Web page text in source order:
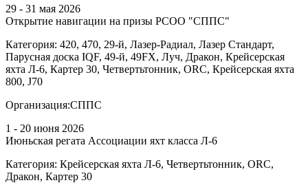
29 - 31 мая 2026
Открытие навигации на призы РСОО "СППС"
Категория: 420, 470, 29-й, Лазер-Радиал, Лазер Стандарт,
Парусная доска IQF, 49-й, 49FX, Луч, Дракон, Крейсерская
яхта Л-6, Картер 30, Четвертьтонник, ORC, Крейсерская яхта
800, J70
Организация:СППС
1 - 20 июня 2026
Июньская регата Ассоциации яхт класса Л-6
Категория: Крейсерская яхта Л-6, Четвертьтонник, ORC,
Дракон, Картер 30